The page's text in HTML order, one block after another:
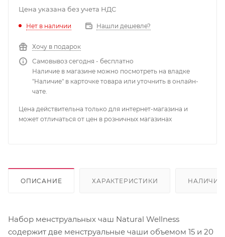
Цена указана без учета НДС
Нет в наличии Нашли дешевле?
Хочу в подарок
Самовывоз сегодня - бесплатно
Наличие в магазине можно посмотреть на владке
"Наличие" в карточке товара или уточнить в онлайн-
чате.
Цена действительна только для интернет-магазина и
может отличаться от цен в розничных магазинах
ОПИСАНИЕ ХАРАКТЕРИСТИКИ НАЛИЧИЕ
Набор менструальных чаш Natural Wellness
содержит две менструальные чаши объемом 15 и 20